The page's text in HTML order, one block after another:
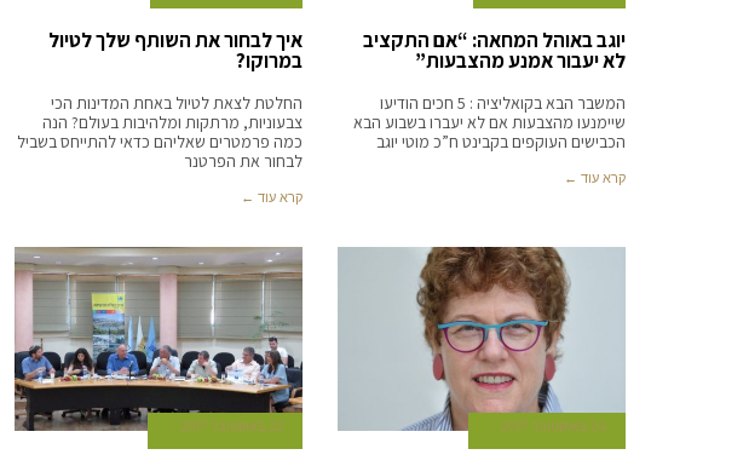
יוגב באוהל המחאה: “אם התקציב
לא יעבור אמנע מהצבעות”
המשבר הבא בקואליציה : 5 חכים הודיעו
שיימנעו מהצבעות אם לא יעברו בשבוע הבא
הכבישים העוקפים בקבינט ח”כ מוטי יוגב
קרא עוד ←
איך לבחור את השותף שלך לטיול
במרוקו?
החלטת לצאת לטיול באחת המדינות הכי
צבעוניות, מרתקות ומלהיבות בעולם? הנה
כמה פרמטרים שאליהם כדאי להתייחס בשביל
לבחור את הפרטנר
קרא עוד ←
24 באוקטובר 2017 22 באוקטובר 2017